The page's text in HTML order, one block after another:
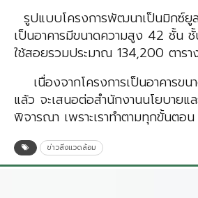
รูปแบบโครงการพัฒนาเป็นมิกซ์
เป็นอาคารมีขนาดความสูง 42 ชั้น
ใช้สอยรวมประมาณ 134,200 ตาร
เนื่องจากโครงการเป็นอาคารข
แล้ว จะเสนอต่อสำนักงานนโยบาย
พิจารณา เพราะเราทำตามทุกขั้นต
ข่าวสิ่งแวดล้อม